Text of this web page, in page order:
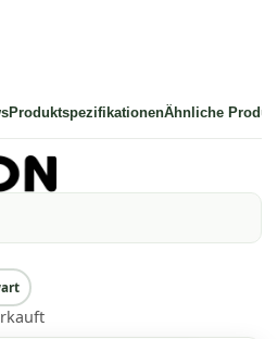
ProduktspezifikationenÄhnliche